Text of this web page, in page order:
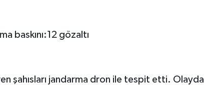
baskını:12 gözaltı
şahısları jandarma dron ile tespit etti. Olayda